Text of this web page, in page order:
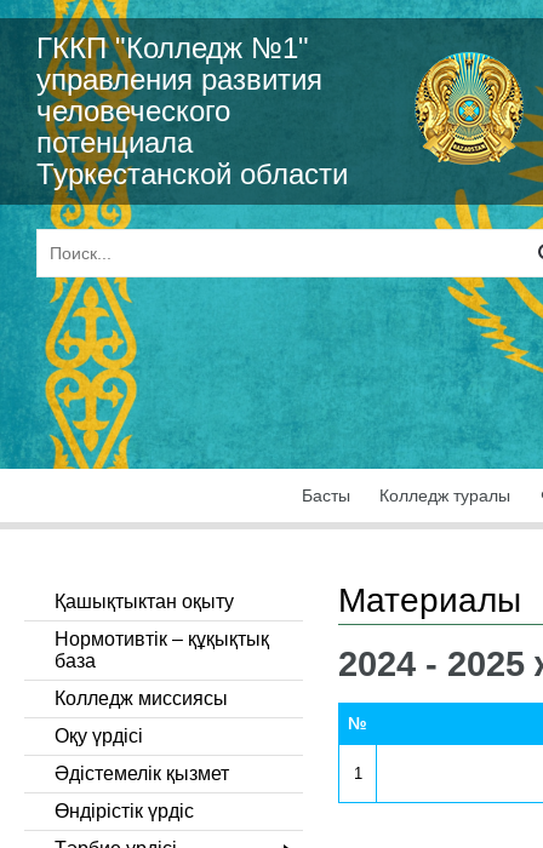
ГККП "Колледж №1"
управления развития
человеческого
потенциала
Туркестанской области
Басты Колледж туралы
Қашықтыктан оқыту
Нормотивтік – құқықтық
база
Колледж миссиясы
Оқу үрдісі
Әдістемелік қызмет
Өндірістік үрдіс
Материалы
2024 -
№
1